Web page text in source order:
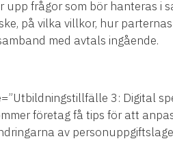
upp frågor som bör hanteras i
på vilka villkor, hur
med avtals ingående.
3: Digital
företag få tips för att
av